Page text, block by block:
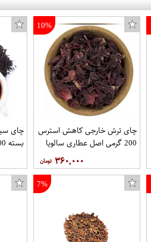
10%
چای ترش خارجی کاهش استرس
200 گرمی اصل عطاری سالویا
۳۶۰,۰۰۰
چای
بسته 1000 گرمی آجیل تکدونه
7%